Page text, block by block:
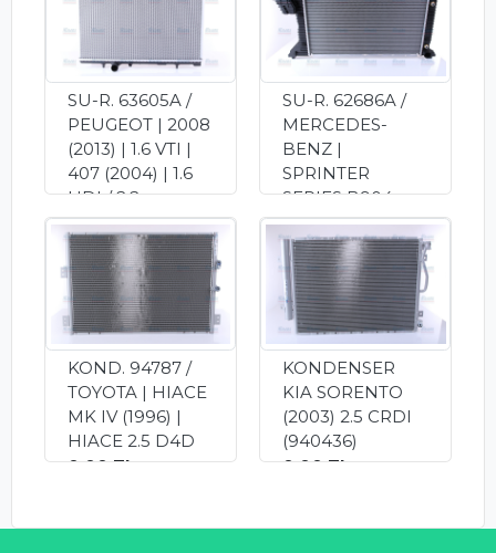
(GKBN.KOND.021
)
0.00 TL
SU-R. 63605A /
PEUGEOT | 2008
(2013) | 1.6 VTI |
407 (2004) | 1.6
HDI / 2.2
(CITROEN)
0.00 TL
SU-R. 62686A /
MERCEDES-
BENZ |
SPRINTER
SERIES B904
(1995) |
SPRINTER 412D
2.9 TDI
0.00 TL
KOND. 94787 /
TOYOTA | HIACE
MK IV (1996) |
HIACE 2.5 D4D
0.00 TL
KONDENSER
KIA SORENTO
(2003) 2.5 CRDI
(940436)
0.00 TL